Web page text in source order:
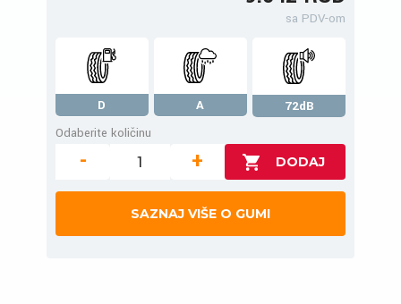
sa PDV-om
D A
72dB
Odaberite količinu
- +
SAZNAJ VIŠE O GUMI